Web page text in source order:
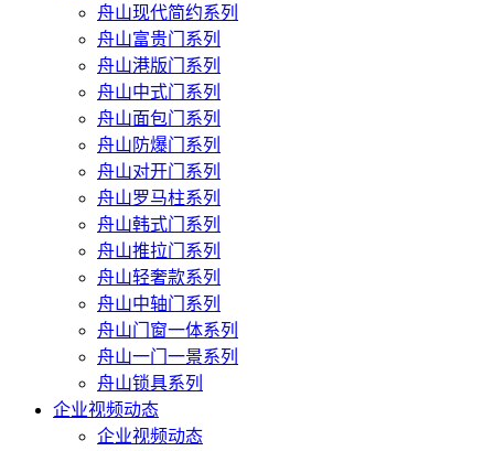
舟山现代简约系列
舟山富贵门系列
舟山港版门系列
舟山中式门系列
舟山面包门系列
舟山防爆门系列
舟山对开门系列
舟山罗马柱系列
舟山韩式门系列
舟山推拉门系列
舟山轻奢款系列
舟山中轴门系列
舟山门窗一体系列
舟山一门一景系列
舟山锁具系列
企业视频动态
企业视频动态